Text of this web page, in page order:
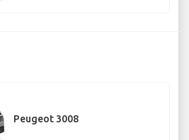
Peugeot 3008